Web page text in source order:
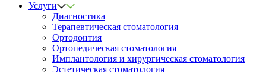
Услуги
Диагностика
Терапевтическая стоматология
Ортодонтия
Ортопедическая стоматология
Имплантология и хирургическая стоматология
Эстетическая стоматология